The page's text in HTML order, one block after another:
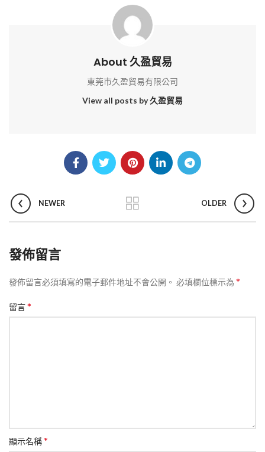
About 久盈貿易
東莞市久盈貿易有限公司
View all posts by 久盈貿易
NEWER OLDER
發佈留言
發佈留言必須填寫的電子郵件地址不會公開。 必填欄位標示為 *
留言*
顯示名稱*